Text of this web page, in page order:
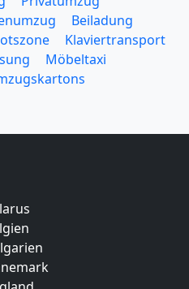
Beiladung
Klaviertransport
Möbeltaxi